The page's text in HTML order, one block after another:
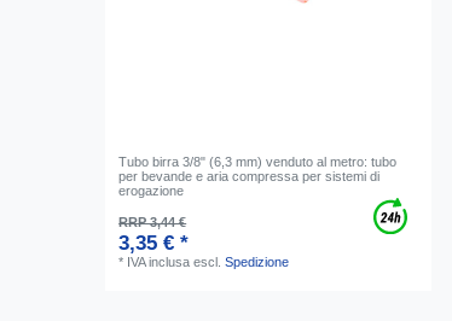
Tubo birra 3/8" (6,3 mm) venduto al metro: tubo
per bevande e aria compressa per sistemi di
erogazione
RRP 3,44 €
3,35 € *
* IVA inclusa escl.Spedizione